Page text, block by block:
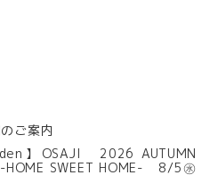
ご案内
】OSAJI 2026 AUTUMN
HOME SWEET HOME- 8/5㊌